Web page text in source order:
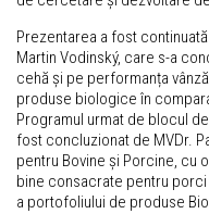
Prezentarea a fost
Martin Vodinský, care s-a
cehă și pe performanța
produse biologice în
Programul urmat de blocul
fost concluzionat de MVDr.
pentru Bovine și Porcine, cu
bine consacrate pentru
a portofoliului de produse